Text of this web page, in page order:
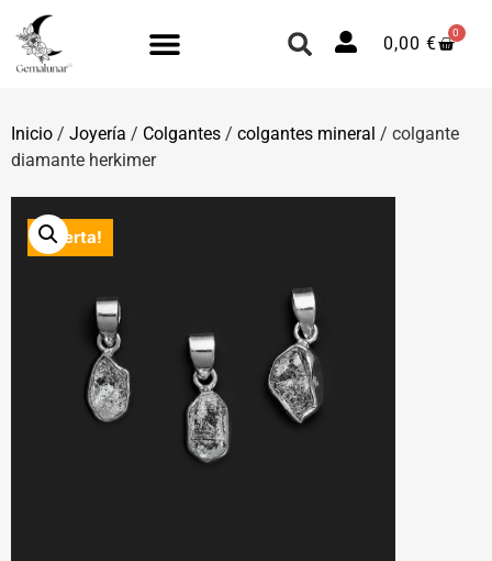
0,00 €
0
Inicio / Joyería / Colgantes / colgantes mineral / colgante
diamante herkimer
¡Oferta!